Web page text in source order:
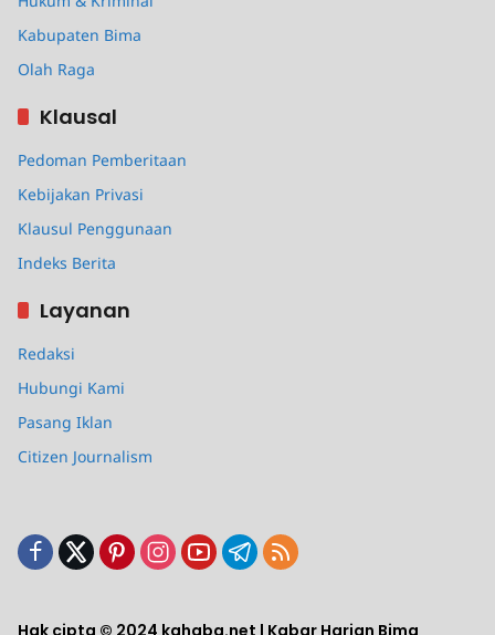
Kabupaten Bima
Olah Raga
Klausal
Pedoman Pemberitaan
Kebijakan Privasi
Klausul Penggunaan
Indeks Berita
Layanan
Redaksi
Hubungi Kami
Pasang Iklan
Citizen Journalism
Hak cipta © 2024 kahaba.net | Kabar Harian Bima